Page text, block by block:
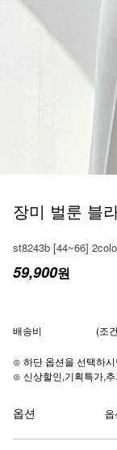
장미 벌룬 블
st8243b [44~66]
59,900원
배송비 (조
⊙ 하단 옵션을 선택하
⊙ 신상할인,기획특가,
옵션